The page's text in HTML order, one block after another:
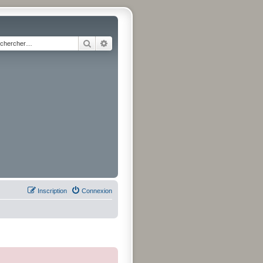
Rechercher
Connexion
Inscription